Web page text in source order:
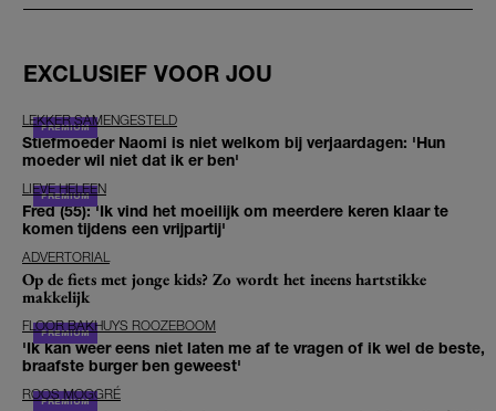
EXCLUSIEF VOOR JOU
LEKKER SAMENGESTELD
Stiefmoeder Naomi is niet welkom bij verjaardagen: 'Hun
moeder wil niet dat ik er ben'
LIEVE HELEEN
Fred (55): 'Ik vind het moeilijk om meerdere keren klaar te
komen tijdens een vrijpartij'
ADVERTORIAL
Op de fiets met jonge kids? Zo wordt het ineens hartstikke
makkelijk
FLOOR BAKHUYS ROOZEBOOM
'Ik kan weer eens niet laten me af te vragen of ik wel de beste,
braafste burger ben geweest'
ROOS MOGGRÉ